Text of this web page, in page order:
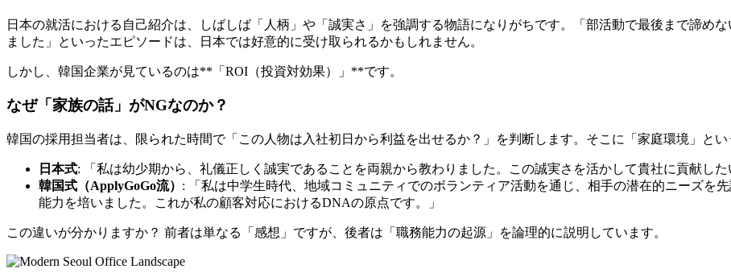
日本の就活における自己紹介は、しばしば「人柄」や「誠実さ」を強調する物語になりがちです。「部活動で最後まで諦め
ました」といったエピソードは、日本では好意的に受け取られるかもしれません。
しかし、韓国企業が見ているのは**「ROI（投資対効果）」**です。
なぜ「家族の話」がNGなのか？
韓国の採用担当者は、限られた時間で「この人物は入社初日から利益を出せるか？」を判断します。そこに「家庭環境」と
日本式: 「私は幼少期から、礼儀正しく誠実であることを両親から教わりました。この誠実さを活かして貴社に貢献した
韓国式（ApplyGoGo流） : 「私は中学生時代、地域コミュニティでのボランティア活動を通じ、相手の潜在的ニーズを
能力を培いました。これが私の顧客対応におけるDNAの原点です。」
この違いが分かりますか？ 前者は単なる「感想」ですが、後者は「職務能力の起源」を論理的に説明しています。